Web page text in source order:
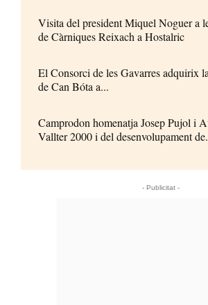
Visita del president Miquel Noguer a
de Càrniques Reixach a Hostalric
El Consorci de les Gavarres adquirix
de Can Bóta a...
Camprodon homenatja Josep Pujol i
Vallter 2000 i del desenvolupament
- Publicitat -